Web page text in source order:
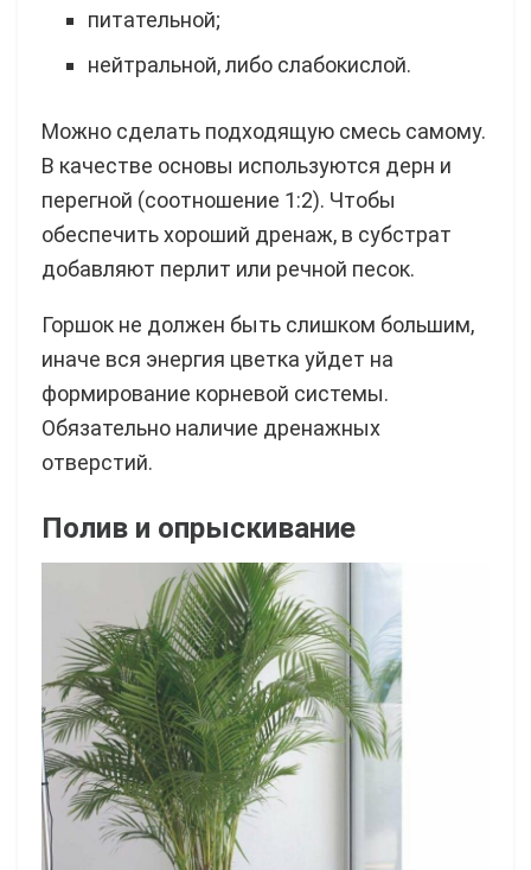
питательной;
нейтральной, либо слабокислой.
Можно сделать подходящую смесь самому.
В качестве основы используются дерн и
перегной (соотношение 1:2). Чтобы
обеспечить хороший дренаж, в субстрат
добавляют перлит или речной песок.
Горшок не должен быть слишком большим,
иначе вся энергия цветка уйдет на
формирование корневой системы.
Обязательно наличие дренажных
отверстий.
Полив и опрыскивание